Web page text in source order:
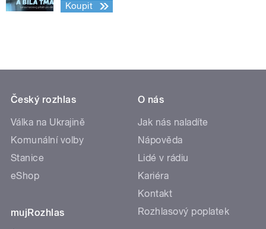
Koupit
Český rozhlas
Válka na Ukrajině
Komunální volby
Stanice
eShop
mujRozhlas
O nás
Jak nás naladíte
Nápověda
Lidé v rádiu
Kariéra
Kontakt
Rozhlasový poplatek